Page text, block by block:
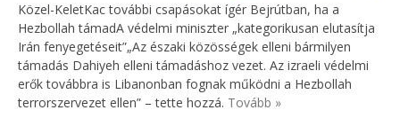
Közel-KeletKac további csapásokat ígér Bejrútban, ha a
Hezbollah támadA védelmi miniszter „kategorikusan elutasítja
Irán fenyegetéseit”„Az északi közösségek elleni bármilyen
támadás Dahiyeh elleni támadáshoz vezet. Az izraeli védelmi
erők továbbra is Libanonban fognak működni a Hezbollah
terrorszervezet ellen” – tette hozzá. Tovább »